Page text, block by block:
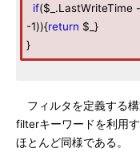
if($_.LastWriteTime
-1)){return $_}
}
フィルタを定義する構
filterキーワードを利用
ほとんど同様である。